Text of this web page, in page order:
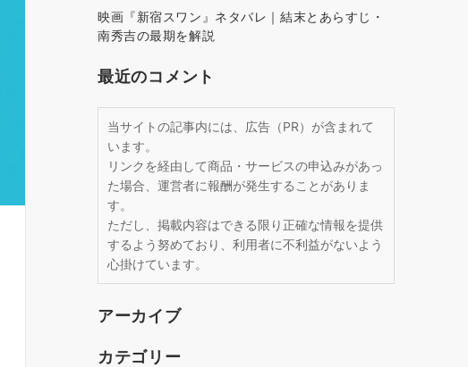
映画『新宿スワン』ネタバレ｜結末とあらすじ・
南秀吉の最期を解説
最近のコメント
当サイトの記事内には、広告（PR）が含まれて
います。
リンクを経由して商品・サービスの申込みがあっ
た場合、運営者に報酬が発生することがありま
す。
ただし、掲載内容はできる限り正確な情報を提供
するよう努めており、利用者に不利益がないよう
心掛けています。
アーカイブ
カテゴリー